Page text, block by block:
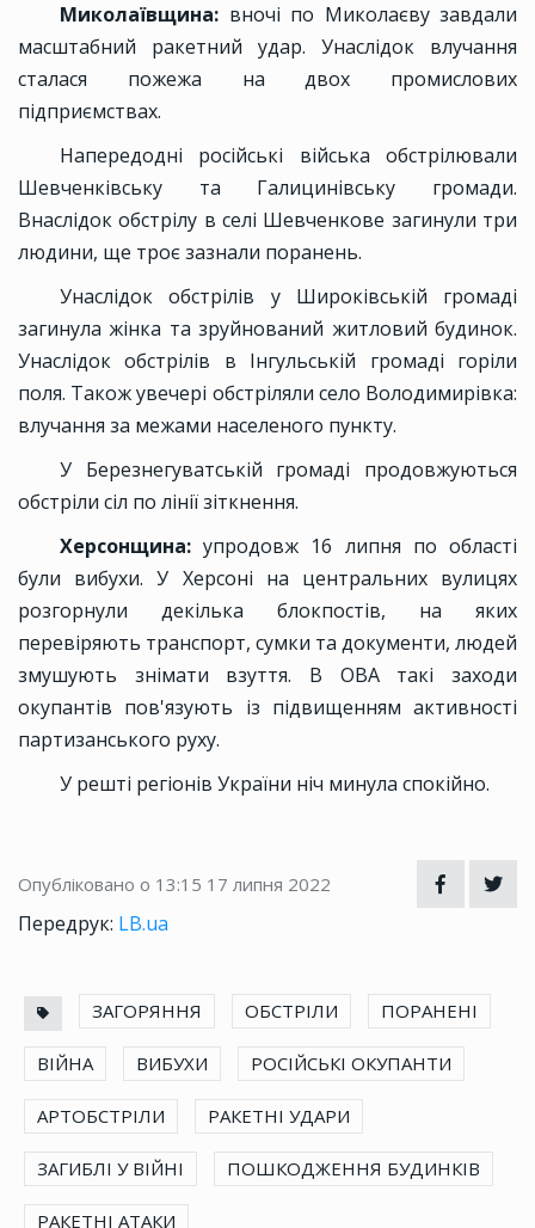
Миколаївщина: вночі по Миколаєву завдали
масштабний ракетний удар. Унаслідок влучання
сталася пожежа на двох промислових
підприємствах.
Напередодні російські війська обстрілювали
Шевченківську та Галицинівську громади.
Внаслідок обстрілу в селі Шевченкове загинули три
людини, ще троє зазнали поранень.
Унаслідок обстрілів у Широківській громаді
загинула жінка та зруйнований житловий будинок.
Унаслідок обстрілів в Інгульській громаді горіли
поля. Також увечері обстріляли село Володимирівка:
влучання за межами населеного пункту.
У Березнегуватській громаді продовжуються
обстріли сіл по лінії зіткнення.
Херсонщина: упродовж 16 липня по області
були вибухи. У Херсоні на центральних вулицях
розгорнули декілька блокпостів, на яких
перевіряють транспорт, сумки та документи, людей
змушують знімати взуття. В ОВА такі заходи
окупантів пов'язують із підвищенням активності
партизанського руху.
У решті регіонів України ніч минула спокійно.
Опубліковано о 13:15 17 липня 2022
Передрук: LB.ua
ЗАГОРЯННЯ ОБСТРІЛИ ПОРАНЕНІ
ВІЙНА ВИБУХИ РОСІЙСЬКІ ОКУПАНТИ
АРТОБСТРІЛИ РАКЕТНІ УДАРИ
ЗАГИБЛІ У ВІЙНІ ПОШКОДЖЕННЯ БУДИНКІВ
РАКЕТНІ АТАКИ